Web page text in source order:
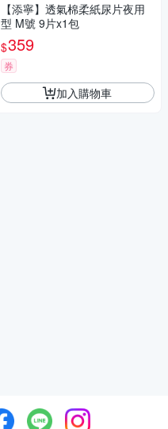
【添寧】透氣棉柔紙尿片夜用
型 M號 9片x1包
$359
券
加入購物車